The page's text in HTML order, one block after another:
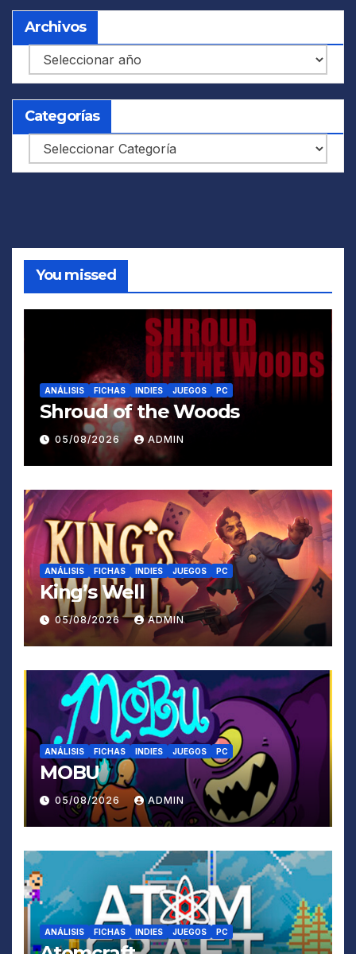
Archivos
Archivos
Categorías
Categorías
You missed
ANÁLISIS FICHAS INDIES JUEGOS PC
Shroud of the Woods
05/08/2026 ADMIN
ANÁLISIS FICHAS INDIES JUEGOS PC
King’s Well
05/08/2026 ADMIN
ANÁLISIS FICHAS INDIES JUEGOS PC
MOBU
05/08/2026 ADMIN
ANÁLISIS FICHAS INDIES JUEGOS PC